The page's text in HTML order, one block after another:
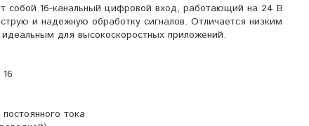
собой 16-канальный цифровой вход, работающий на 24 В
и надежную обработку сигналов. Отличается низким
для высокоскоростных приложений.
16
тока